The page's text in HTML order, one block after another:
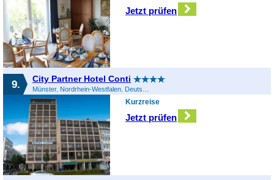
Jetzt prüfen
9. City Partner Hotel Conti
Kurzreise
Jetzt prüfen